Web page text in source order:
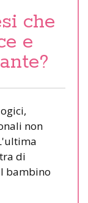
che
e
non
di
bambino